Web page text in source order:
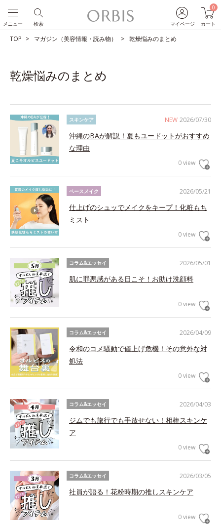
マイページ
0
カート
検索
メニュー
TOP マガジン（美容情報・読み物） 乾燥悩みのまとめ
乾燥悩みのまとめ
NEW 2026/07/30
スキンケア
沖縄のBAが解説！夏もユードットがおすすめ
な理由
0 view
2026/05/21
ベースメイク
仕上げのシュッでメイクをキープ！化粧もち
ミスト
0 view
2026/05/01
コラム&エッセイ
肌に罪悪感がある日こそ！お助け洗顔料
0 view
2026/04/09
コラム&エッセイ
令和のコメ騒動で値上げ危機！その意外な対
処法
0 view
2026/04/03
コラム&エッセイ
ジムでも旅行でも手放せない！相棒スキンケ
ア
0 view
2026/03/05
コラム&エッセイ
社員が語る！花粉時期の推しスキンケア
0 view